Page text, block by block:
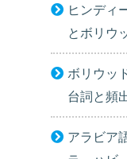
ヒンディ
とボリウ
ボリウッ
台詞と頻
アラビア